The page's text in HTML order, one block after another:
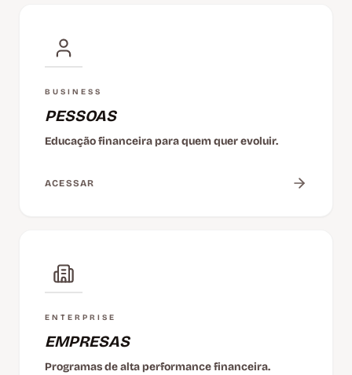
BUSINESS
PESSOAS
Educação financeira para quem quer evoluir.
ACESSAR
ENTERPRISE
EMPRESAS
Programas de alta performance financeira.